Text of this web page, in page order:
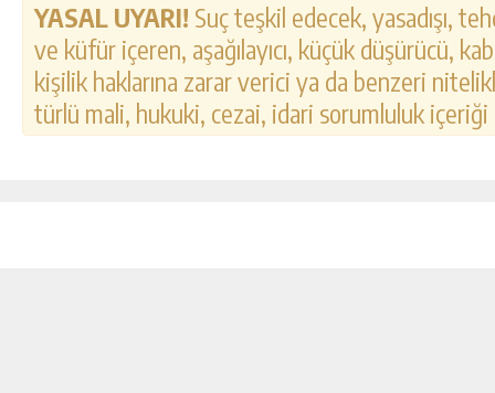
YASAL UYARI! Suç teşkil edecek, yasadışı,
ve küfür içeren, aşağılayıcı, küçük düşürücü,
kişilik haklarına zarar verici ya da benzeri
türlü mali, hukuki, cezai, idari sorumluluk